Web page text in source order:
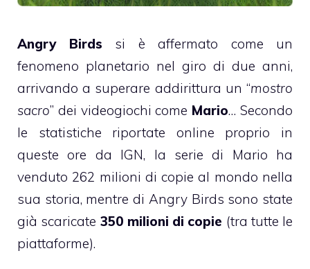
Angry Birds si è affermato come un
fenomeno planetario nel giro di due anni,
arrivando a superare addirittura un “mostro
sacro” dei videogiochi come Mario… Secondo
le statistiche riportate online proprio in
queste ore da IGN, la serie di Mario ha
venduto 262 milioni di copie al mondo nella
sua storia, mentre di Angry Birds sono state
già scaricate 350 milioni di copie (tra tutte le
piattaforme).